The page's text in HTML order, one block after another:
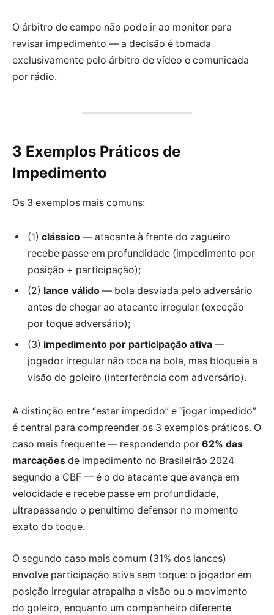
O árbitro de campo não pode ir ao monitor para
revisar impedimento — a decisão é tomada
exclusivamente pelo árbitro de vídeo e comunicada
por rádio.
3 Exemplos Práticos de
Impedimento
Os 3 exemplos mais comuns:
(1) clássico — atacante à frente do zagueiro
recebe passe em profundidade (impedimento por
posição + participação);
(2) lance válido — bola desviada pelo adversário
antes de chegar ao atacante irregular (exceção
por toque adversário);
(3) impedimento por participação ativa —
jogador irregular não toca na bola, mas bloqueia a
visão do goleiro (interferência com adversário).
A distinção entre “estar impedido” e “jogar impedido”
é central para compreender os 3 exemplos práticos. O
caso mais frequente — respondendo por 62% das
marcações de impedimento no Brasileirão 2024
segundo a CBF — é o do atacante que avança em
velocidade e recebe passe em profundidade,
ultrapassando o penúltimo defensor no momento
exato do toque.
O segundo caso mais comum (31% dos lances)
envolve participação ativa sem toque: o jogador em
posição irregular atrapalha a visão ou o movimento
do goleiro, enquanto um companheiro diferente